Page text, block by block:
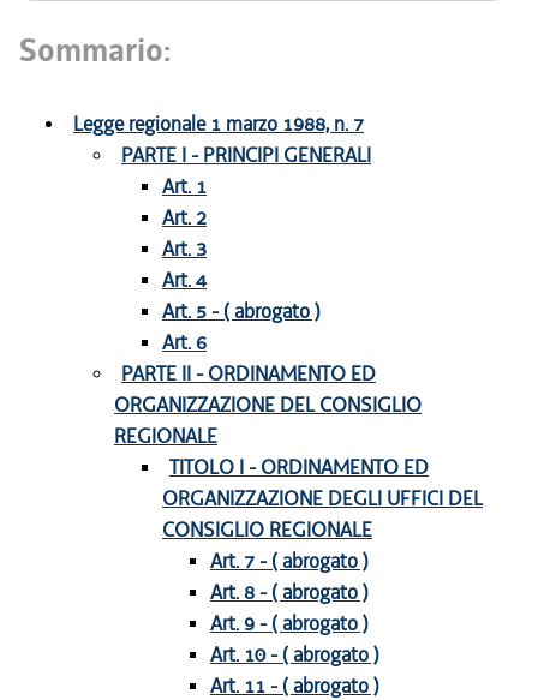
Sommario:
Legge regionale 1 marzo 1988, n. 7
PARTE I - PRINCIPI GENERALI
Art. 1
Art. 2
Art. 3
Art. 4
Art. 5 - ( abrogato )
Art. 6
PARTE II - ORDINAMENTO ED
ORGANIZZAZIONE DEL CONSIGLIO
REGIONALE
TITOLO I - ORDINAMENTO ED
ORGANIZZAZIONE DEGLI UFFICI DEL
CONSIGLIO REGIONALE
Art. 7 - ( abrogato )
Art. 8 - ( abrogato )
Art. 9 - ( abrogato )
Art. 10 - ( abrogato )
Art. 11 - ( abrogato )